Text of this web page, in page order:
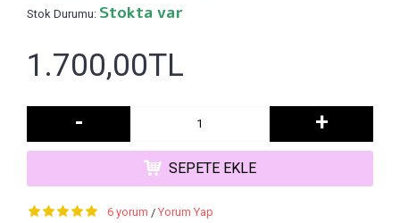
Stok Durumu: Stokta var
1.700,00TL
- +
SEPETE EKLE
6 yorum / Yorum Yap